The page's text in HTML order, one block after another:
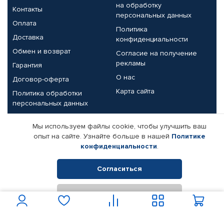
Контакты
Оплата
Доставка
Обмен и возврат
Гарантия
Договор-оферта
Политика обработки
персональных данных
на обработку
персональных данных
Политика
конфиденциальности
Согласие на получение
рекламы
О нас
Карта сайта
Партнерам
Корпоративным клиентам
Поставщикам
Реквизиты компании
© КАМАЗ ЦЕНТР ДОНЕЦК, 2015-2026. Все права защищены.
Интернет-магазин автомобильных товаров Автопрофи.
Мы используем файлы cookie, чтобы улучшить ваш
опыт на сайте. Узнайте больше в нашей Политике
конфиденциальности.
Согласиться
Отклонить